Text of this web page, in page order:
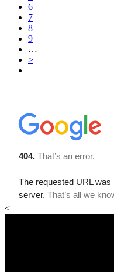
6
7
8
9
…
>
<